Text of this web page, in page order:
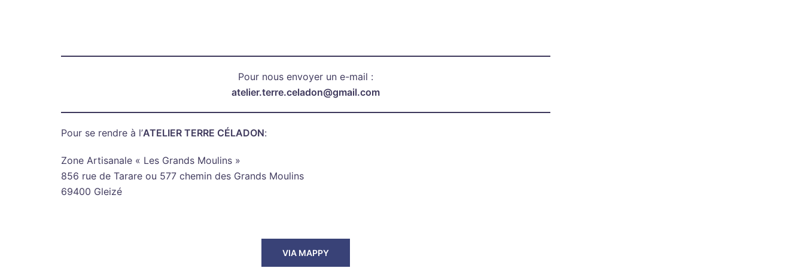
Pour nous envoyer un e-mail :
atelier.terre.celadon@gmail.com
Pour se rendre à l’ATELIER TERRE CÉLADON:
Zone Artisanale « Les Grands Moulins »
856 rue de Tarare ou 577 chemin des Grands Moulins
69400 Gleizé
VIA MAPPY